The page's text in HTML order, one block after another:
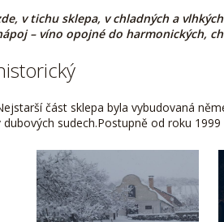
v tichu sklepa, v chladných a
– víno opojné do harmonických,
část sklepa byla vybudovaná
dubových sudech.Postupně od roku